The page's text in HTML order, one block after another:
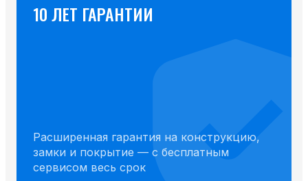
10 ЛЕТ ГАРАНТИИ
Расширенная гарантия на конструкцию,
замки и покрытие — с бесплатным
сервисом весь срок